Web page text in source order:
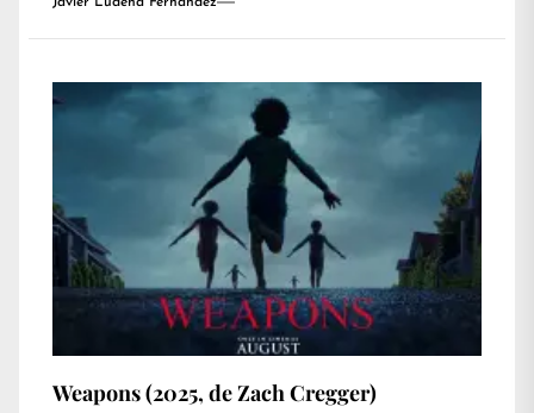
Weapons (2025, de Zach Cregger)